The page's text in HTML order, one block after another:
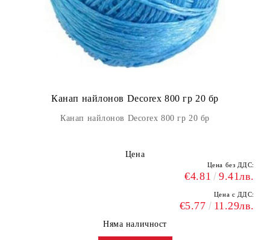
Канап найлонов Decorex 800 гр 20 бр
Канап найлонов Decorex 800 гр 20 бр
Цена
Цена без ДДС:
€4.81 9.41лв.
Цена с ДДС:
€5.77 11.29лв.
Няма наличност